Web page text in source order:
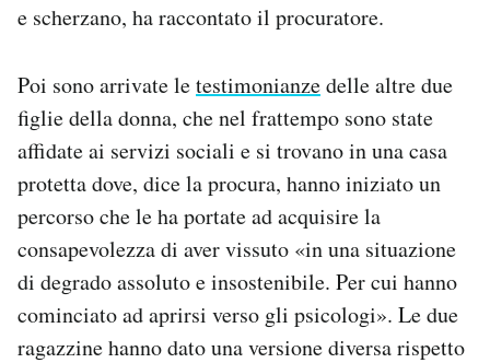
e scherzano, ha raccontato il procuratore.
Poi sono arrivate letestimonianzedelle altre due
figlie della donna, che nel frattempo sono state
affidate ai servizi sociali e si trovano in una casa
protetta dove, dice la procura, hanno iniziato un
percorso che le ha portate ad acquisire la
consapevolezza di aver vissuto «in una situazione
di degrado assoluto e insostenibile. Per cui hanno
cominciato ad aprirsi verso gli psicologi». Le due
ragazzine hanno dato una versione diversa rispetto